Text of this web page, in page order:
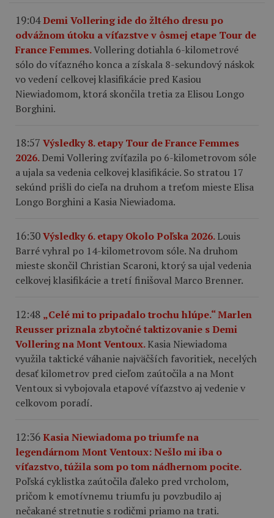
19:04Demi Vollering ide do žltého dresu po
odvážnom útoku a víťazstve v ôsmej etape Tour de
France Femmes.Vollering dotiahla 6-kilometrové
sólo do víťazného konca a získala 8-sekundový náskok
vo vedení celkovej klasifikácie pred Kasiou
Niewiadomom, ktorá skončila tretia za Elisou Longo
Borghini.
18:57 Výsledky 8. etapy Tour de France Femmes
2026.Demi Vollering zvíťazila po 6-kilometrovom sóle
a ujala sa vedenia celkovej klasifikácie. So stratou 17
sekúnd prišli do cieľa na druhom a treťom mieste Elisa
Longo Borghini a Kasia Niewiadoma.
16:30Výsledky 6. etapy Okolo Poľska 2026.Louis
Barré vyhral po 14-kilometrovom sóle. Na druhom
mieste skončil Christian Scaroni, ktorý sa ujal vedenia
celkovej klasifikácie a tretí finišoval Marco Brenner.
12:48 „Celé mi to pripadalo trochu hlúpe.“ Marlen
Reusser priznala zbytočné taktizovanie s Demi
Vollering na Mont Ventoux.Kasia Niewiadoma
využila taktické váhanie najväčších favoritiek, necelých
desať kilometrov pred cieľom zaútočila a na Mont
Ventoux si vybojovala etapové víťazstvo aj vedenie v
celkovom poradí.
12:36Kasia Niewiadoma po triumfe na
legendárnom Mont Ventoux: Nešlo mi iba o
víťazstvo, túžila som po tom nádhernom pocite.
Poľská cyklistka zaútočila ďaleko pred vrcholom,
pričom k emotívnemu triumfu ju povzbudilo aj
nečakané stretnutie s rodičmi priamo na trati.